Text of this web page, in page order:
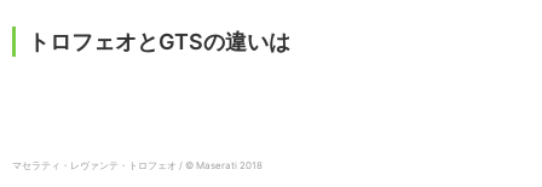
トロフェオとGTSの違いは
マセラティ・レヴァンテ・トロフェオ / © Maserati 2018